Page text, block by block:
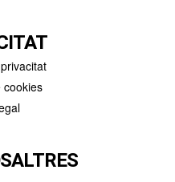
cookies